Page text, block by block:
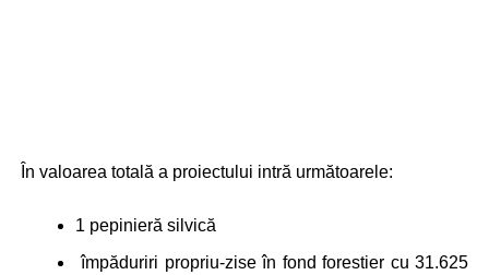
În valoarea totală a proiectului intră următoarele:
1 pepinieră silvică
împăduriri propriu-zise în fond forestier cu 31.625